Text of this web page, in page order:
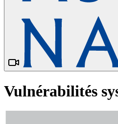
Vulnérabilités